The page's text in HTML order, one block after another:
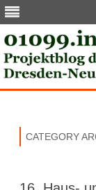
CATEGORY